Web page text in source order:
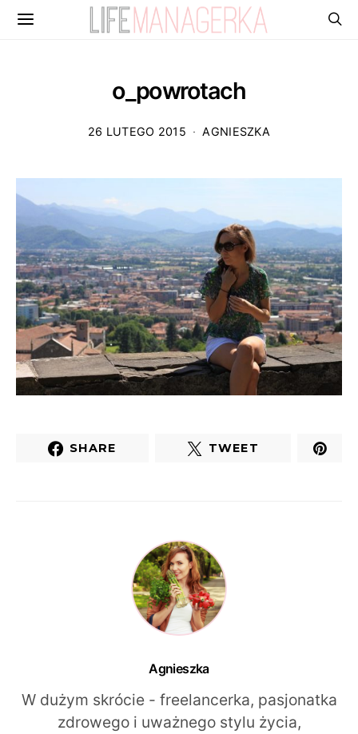
o_powrotach
26 LUTEGO 2015 AGNIESZKA
SHARE TWEET
Agnieszka
W dużym skrócie - freelancerka, pasjonatka
zdrowego i uważnego stylu życia,